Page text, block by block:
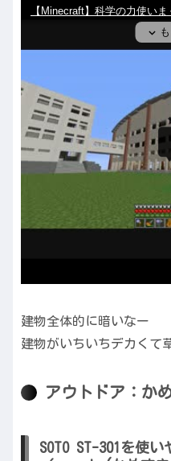
建物全体的に暗いなー
建物がいちいちデカくて
アウトドア：か
SOTO ST-301を使